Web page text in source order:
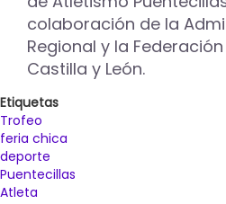
colaboración de la
Regional y la
Castilla y León.
Etiquetas
Trofeo
feria chica
deporte
Puentecillas
Atleta